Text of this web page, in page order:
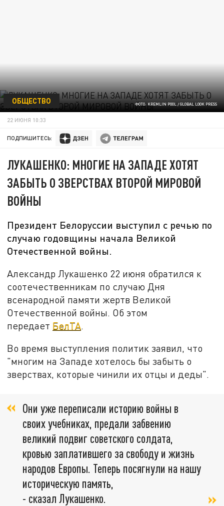
ФОТО: KREMLIN POOL / GLOBAL LOOK PRESS
ОБЩЕСТВО
22 ИЮНЯ 10:33
ПОДПИШИТЕСЬ:
ЛУКАШЕНКО: МНОГИЕ НА ЗАПАДЕ ХОТЯТ
ЗАБЫТЬ О ЗВЕРСТВАХ ВТОРОЙ МИРОВОЙ
ВОЙНЫ
Президент Белоруссии выступил с речью по
случаю годовщины начала Великой
Отечественной войны.
Александр Лукашенко 22 июня обратился к
соотечественникам по случаю Дня
всенародной памяти жертв Великой
Отечественной войны. Об этом
передает БелТА.
Во время выступления политик заявил, что
"многим на Западе хотелось бы забыть о
зверствах, которые чинили их отцы и деды".
Они уже переписали историю войны в
своих учебниках, предали забвению
великий подвиг советского солдата,
кровью заплатившего за свободу и жизнь
народов Европы. Теперь посягнули на нашу
историческую память,
- сказал Лукашенко.